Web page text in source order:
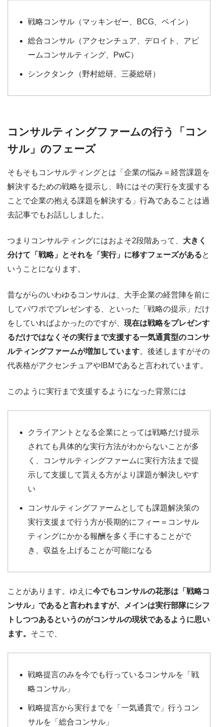
戦略コンサル（マッキンゼー、BCG、ベイン）
総合コンサル（アクセンチュア、デロイト、アビ
ームコンサルティング、PwC）
シンクタンク（野村総研、三菱総研）
コンサルティングファームの行う「コン
サル」のフェーズ
そもそもコンサルティングとは「企業の悩み＝経営課題を
解決するための戦略を提示し、時にはその実行を支援する
ことで企業の抱える課題を解決する」行為であることは過
去記事でもお話ししました。
つまりコンサルティングにはおよそ2段階あって、 大きく
分けて「戦略」とそれを「実行」に移すフェーズがあると
いうことになります。
昔ながらのいわゆるコンサルは、大手企業の経営陣を前に
してパワポでプレゼンする、といった「戦略の提示」だけ
をしていればよかったのですが、 現在は戦略をプレゼンす
るだけではなくその実行まで支援する一気通貫型のコンサ
ルティングファームが増加しています。後述しますがその
代表格がアクセンチュアやIBMであると言われています。
このように実行まで支援するようになった背景には
クライアントとなる企業にとっては戦略だけ提示
されても具体的な実行方法がわからないことが多
く、コンサルティングファームに実行方法まで提
示して支援して貰える方がより課題が解決しやす
い
コンサルティングファームとしても課題解決策の
実行支援まで行う方が長期的にフィー＝コンサル
ティングにかかる報酬を多く手にすることがで
き、収益を上げることが可能になる
ことがあります。ゆえに今でもコンサルの花形は「戦略コ
ンサル」であると言われますが、メインは実行部隊にシフ
トしつつあるというのがコンサルの現状であるように思い
ます。 そこで、
戦略提言のみを今でも行っているコンサルを「戦
略コンサル」
戦略提言から実行までを「一気通貫で」行うコン
サルを「総合コンサル」